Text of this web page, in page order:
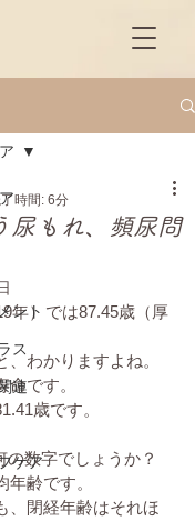
ント
ス
連
ケア
尿もれ、頻尿問
時間: 6分
年）では87.45歳（厚
わかりますよね。
です。
歳です。
数字でしょうか？
齢です。
、閉経年齢はそれほ